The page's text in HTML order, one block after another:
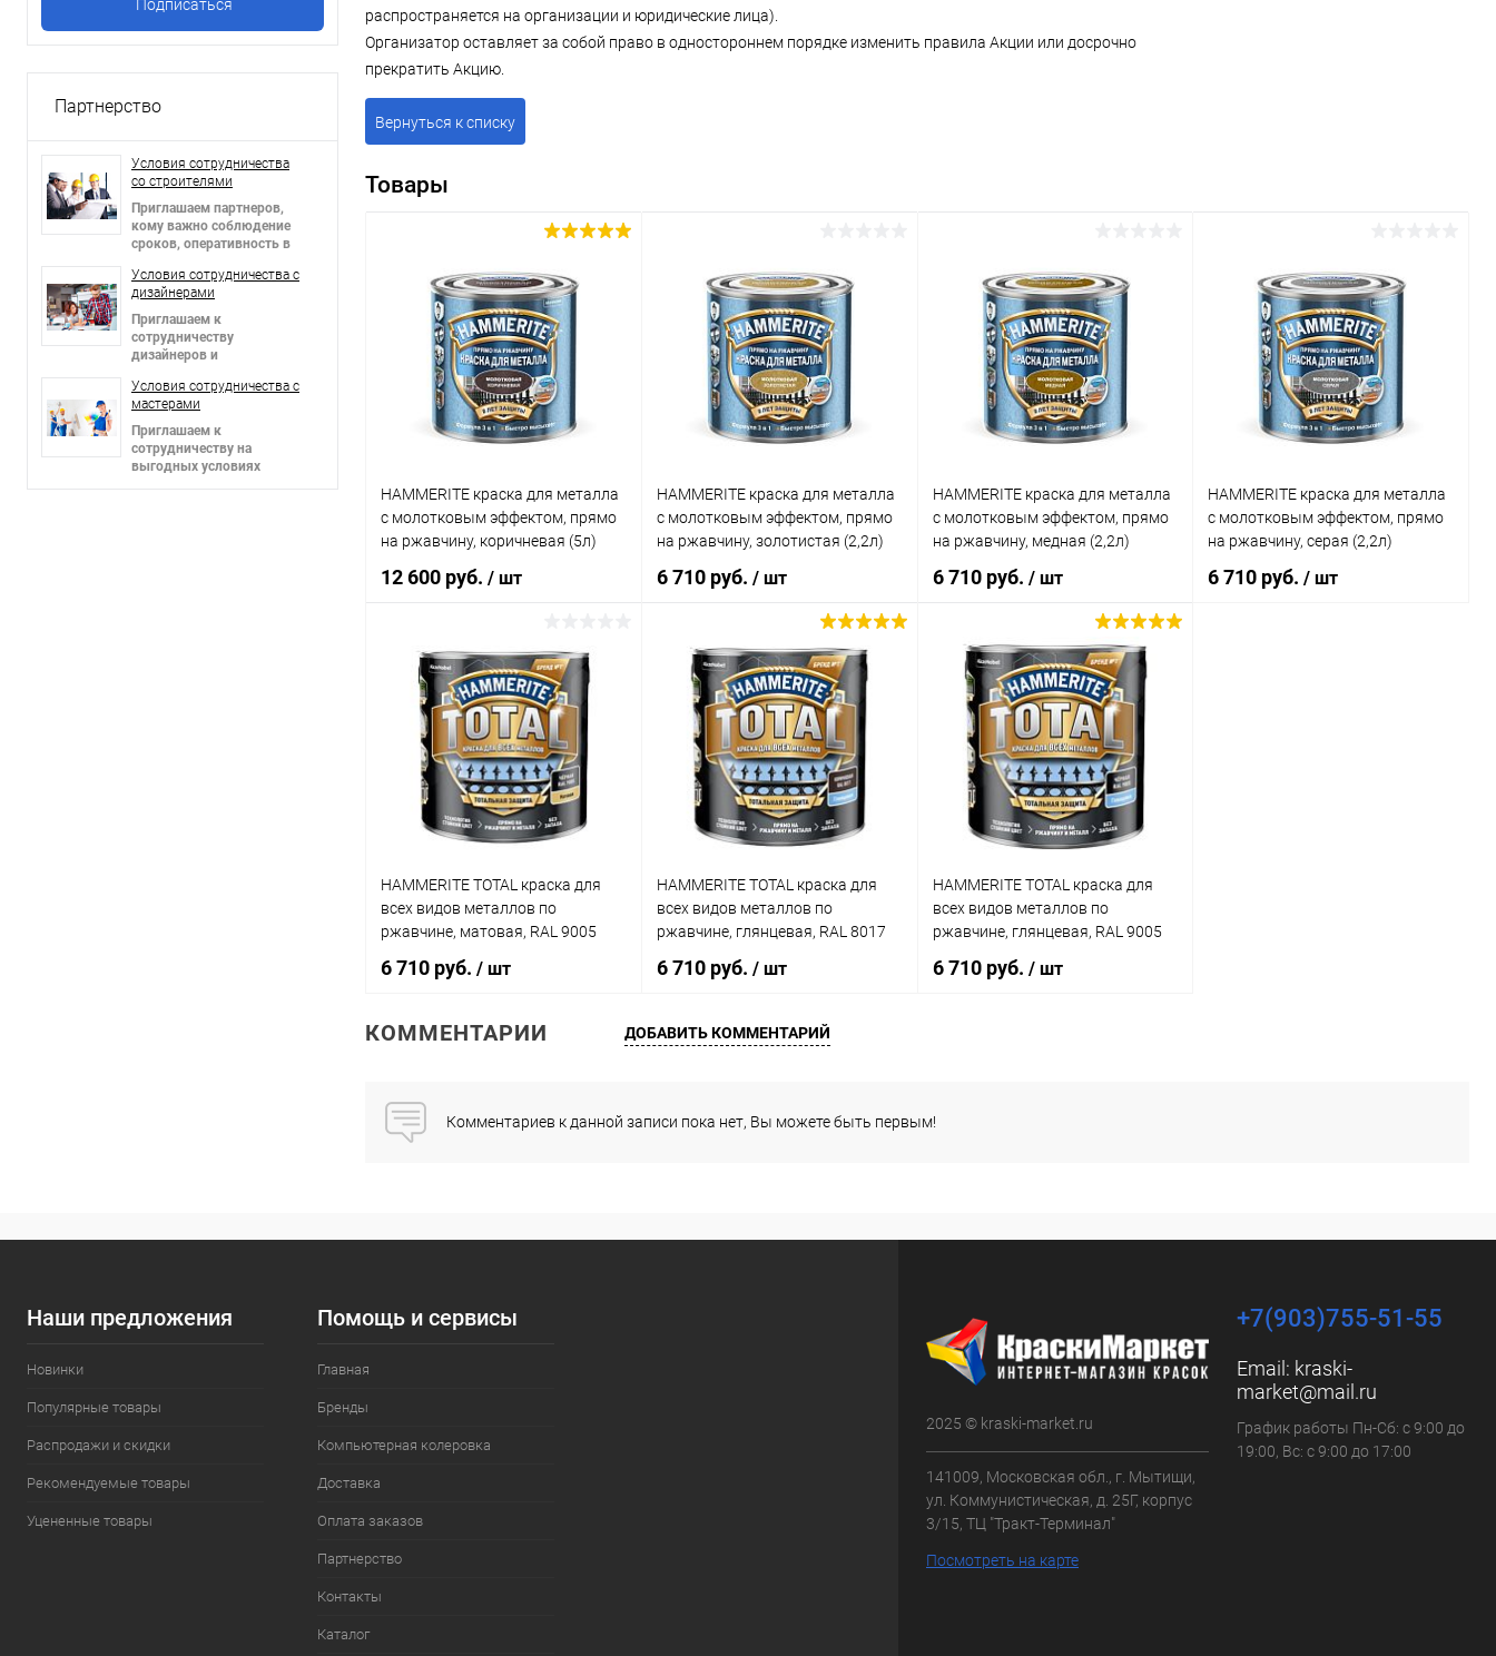
Партнерство
Условия сотрудничества
со строителями
Приглашаем партнеров,
кому важно соблюдение
сроков, оперативность в
гибкие цены!
Условия сотрудничества c
дизайнерами
Приглашаем к
сотрудничеству
дизайнеров и
предоставляем скидки!
Условия сотрудничества c
мастерами
Приглашаем к
сотрудничеству на
выгодных условиях
распространяется на организации и юридические лица).
Организатор оставляет за собой право в одностороннем порядке изменить правила Акции или досрочно
прекратить Акцию.
Вернуться к списку
Товары
HAMMERITE краска для металла
с молотковым эффектом, прямо
на ржавчину, коричневая (5л)
12 600 руб. / шт
В корзину
Купить в 1 клик Сравнение
В избранное В наличии
HAMMERITE краска для металла
с молотковым эффектом, прямо
на ржавчину, золотистая (2,2л)
6 710 руб. / шт
В корзину
Купить в 1 клик Сравнение
В избранное В наличии
HAMMERITE краска для металла
с молотковым эффектом, прямо
на ржавчину, медная (2,2л)
6 710 руб. / шт
В корзину
Купить в 1 клик Сравнение
В избранное В наличии
HAMMERITE краска для металла
с молотковым эффектом, прямо
на ржавчину, серая (2,2л)
6 710 руб./ шт
HAMMERITE TOTAL краска для
всех видов металлов по
ржавчине, матовая, RAL 9005
черный (2,2л)
6 710 руб. / шт
Купить в 1 клик Сравнение
HAMMERITE TOTAL краска для
всех видов металлов по
ржавчине, глянцевая, RAL 8017
коричневый (2,2л)
6 710 руб. / шт
Купить в 1 клик Сравнение
HAMMERITE TOTAL краска для
всех видов металлов по
ржавчине, глянцевая, RAL 9005
черный (2,2л)
6 710 руб. / шт
КОММЕНТАРИИ ДОБАВИТЬ КОММЕНТАРИЙ
Комментариев к данной записи пока нет, Вы можете быть первым!
Наши предложения
Новинки
Популярные товары
Распродажи и скидки
Рекомендуемые товары
Уцененные товары
Помощь и сервисы
Главная
Бренды
Компьютерная колеровка
Доставка
Оплата заказов
Партнерство
Контакты
Каталог
2025 © kraski-market.ru
141009, Московская обл., г. Мытищи,
ул. Коммунистическая, д. 25Г, корпус
3/15, ТЦ "Тракт-Терминал"
Посмотреть на карте
+7(903)755-51-55
Email: kraski-
market@mail.ru
График работы Пн-Сб: с 9:00 до
19:00, Вс: с 9:00 до 17:00